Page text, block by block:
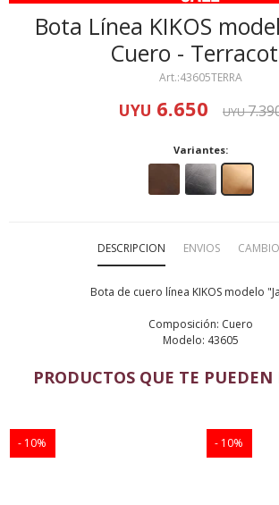
Bota Línea KIKOS
Cuero -
43605TERRA
UYU 6.650 UYU
Variantes:
DESCRIPCION ENVIOS
Bota de cuero línea KIKOS modelo
Composición: Cuero
Modelo: 43605
PRODUCTOS QUE TE PUEDEN
10 10